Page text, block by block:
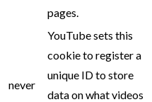
pages.
never
YouTube sets this
cookie to register a
unique ID to store
data on what videos